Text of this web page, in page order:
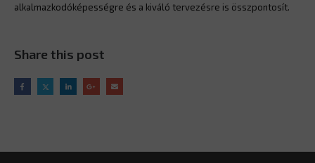
alkalmazkodóképességre és a kiváló tervezésre is összpontosít.
Share this post